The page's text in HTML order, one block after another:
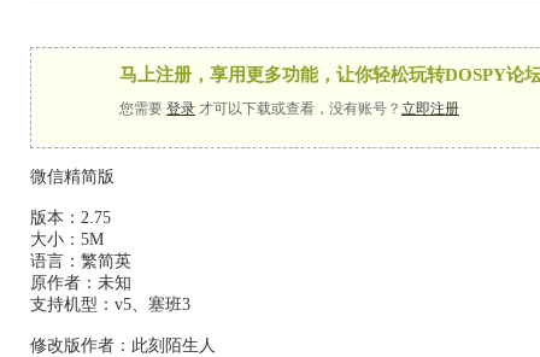
马上注册，享用更多功能，让你轻松玩转DOSPY论
您需要 登录 才可以下载或查看，没有账号？ 立即注册
微信精简版
版本：2.75
大小：5M
语言：繁简英
原作者：未知
支持机型：v5、塞班3
修改版作者：此刻陌生人